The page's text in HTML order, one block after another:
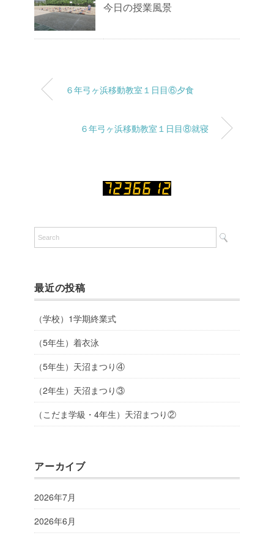
今日の授業風景
６年弓ヶ浜移動教室１日目⑥夕食
６年弓ヶ浜移動教室１日目⑧就寝
最近の投稿
（学校）1学期終業式
（5年生）着衣泳
（5年生）天沼まつり④
（2年生）天沼まつり③
（こだま学級・4年生）天沼まつり②
アーカイブ
2026年7月
2026年6月